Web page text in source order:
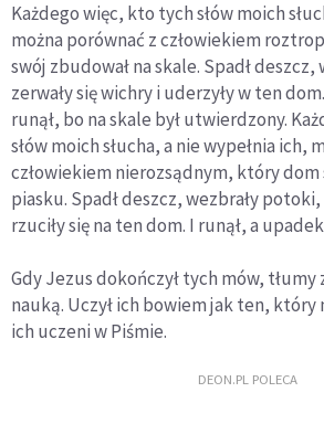
Każdego więc, kto tych słów moich
można porównać z człowiekiem
swój zbudował na skale. Spadł
zerwały się wichry i uderzyły w ten
runął, bo na skale był utwierdzony.
słów moich słucha, a nie wypełnia ich,
człowiekiem nierozsądnym, który dom
piasku. Spadł deszcz, wezbrały potoki,
rzuciły się na ten dom. I runął, a
Gdy Jezus dokończył tych mów, tłumy
nauką. Uczył ich bowiem jak ten, który
ich uczeni w Piśmie.
DEON.PL POLECA